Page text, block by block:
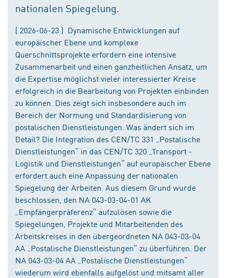
nationalen Spiegelung.
( 2026-06-23 ) Dynamische Entwicklungen auf
europäischer Ebene und komplexe
Querschnittsprojekte erfordern eine intensive
Zusammenarbeit und einen ganzheitlichen Ansatz, um
die Expertise möglichst vieler interessierter Kreise
erfolgreich in die Bearbeitung von Projekten einbinden
zu können. Dies zeigt sich insbesondere auch im
Bereich der Normung und Standardisierung von
postalischen Dienstleistungen. Was ändert sich im
Detail? Die Integration des CEN/TC 331 „Postalische
Dienstleistungen“ in das CEN/TC 320 „Transport -
Logistik und Dienstleistungen“ auf europäischer Ebene
erfordert auch eine Anpassung der nationalen
Spiegelung der Arbeiten. Aus diesem Grund wurde
beschlossen, den NA 043-03-04-01 AK
„Empfängerpräferenz“ aufzulösen sowie die
Spiegelungen, Projekte und Mitarbeitenden des
Arbeitskreises in den übergeordneten NA 043-03-04
AA „Postalische Dienstleistungen“ zu überführen. Der
NA 043-03-04 AA „Postalische Dienstleistungen“
wiederum wird ebenfalls aufgelöst und mitsamt aller